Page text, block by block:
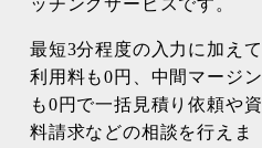
最短3分程度の入力に加えて
利用料も0円、中間マージン
も0円で一括見積り依頼や資
料請求などの相談を行えま